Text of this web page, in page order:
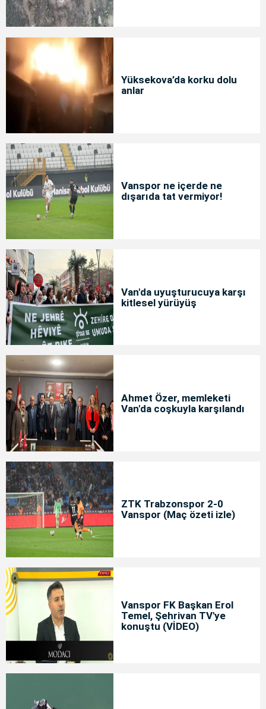
Yüksekova’da korku dolu
anlar
Vanspor ne içerde ne
dışarıda tat vermiyor!
Van'da uyuşturucuya karşı
kitlesel yürüyüş
Ahmet Özer, memleketi
Van'da coşkuyla karşılandı
ZTK Trabzonspor 2-0
Vanspor (Maç özeti izle)
Vanspor FK Başkan Erol
Temel, Şehrivan TV'ye
konuştu (VİDEO)